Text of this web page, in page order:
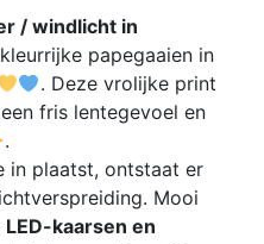
/ windlicht in
papegaaien in
. Deze vrolijke print
fris lentegevoel en
.
in plaatst, ontstaat er
Mooi
LED-kaarsen en